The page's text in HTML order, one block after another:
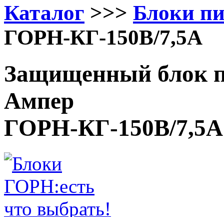
Каталог >>> Блоки
ГОРН-КГ-150В/7,5А
Защищенный блок
Ампер
ГОРН-КГ-150В/7,5А